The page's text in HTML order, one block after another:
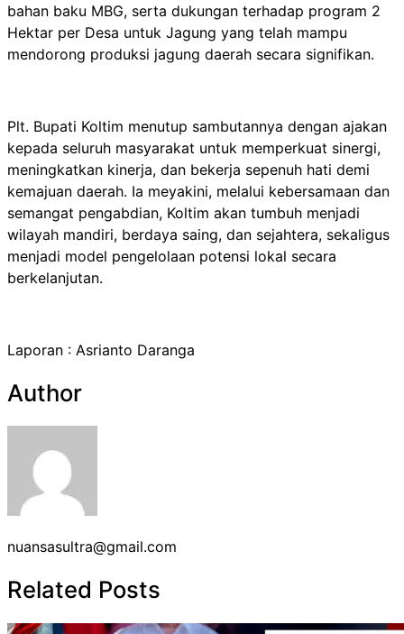
bahan baku MBG, serta dukungan terhadap program 2
Hektar per Desa untuk Jagung yang telah mampu
mendorong produksi jagung daerah secara signifikan.
Plt. Bupati Koltim menutup sambutannya dengan ajakan
kepada seluruh masyarakat untuk memperkuat sinergi,
meningkatkan kinerja, dan bekerja sepenuh hati demi
kemajuan daerah. Ia meyakini, melalui kebersamaan dan
semangat pengabdian, Koltim akan tumbuh menjadi
wilayah mandiri, berdaya saing, dan sejahtera, sekaligus
menjadi model pengelolaan potensi lokal secara
berkelanjutan.
Laporan : Asrianto Daranga
Author
nuansasultra@gmail.com
Related Posts